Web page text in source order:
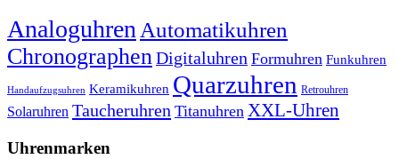
AnaloguhrenAutomatikuhren
ChronographenDigitaluhren Formuhren Funkuhren
Handaufzugsuhren Keramikuhren Quarzuhren Retrouhren
Solaruhren Taucheruhren Titanuhren XXL-Uhren
Uhrenmarken